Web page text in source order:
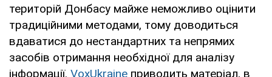
територій Донбасу майже неможливо оцінити
традиційними методами, тому доводиться
вдаватися до нестандартних та непрямих
засобів отримання необхідної для аналізу
інформації. VoxUkraine приводить матеріал, в